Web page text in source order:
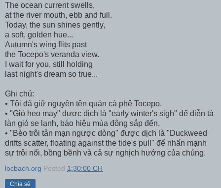
The ocean current swells,
at the river mouth, ebb and full.
Today, the sun shines gently,
a soft, golden hue...
Autumn's wing flits past
the Tocepo's veranda view.
I wait for you, still holding
last night's dream so true...
Ghi chú:
• Tôi đã giữ nguyên tên quán cà phê Tocepo.
• "Gió heo may" được dịch là "early winter's sigh" để diễn tả
làn gió se lạnh, báo hiệu mùa đông sắp đến.
• "Bèo trôi tản mạn ngược dòng" được dịch là "Duckweed
drifts scatter, floating against the tide's pull" để nhấn mạnh
sự trôi nổi, bồng bềnh và cả sự nghịch hướng của chúng.
locbach.org Posted 1:30:00 CH
Chia sẻ